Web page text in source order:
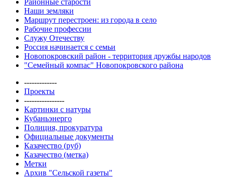
Районные старости
Наши земляки
Маршрут перестроен: из города в село
Рабочие профессии
Служу Отечеству
Россия начинается с семьи
Новопокровский район - территория дружбы народов
"Семейный компас" Новопокровского района
-------------
Проекты
----------------
Картинки с натуры
Кубаньэнерго
Полиция, прокуратура
Официальные документы
Казачество (руб)
Казачество (метка)
Метки
Архив "Сельской газеты"